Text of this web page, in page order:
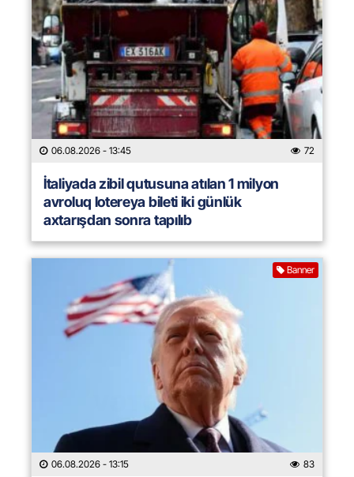
06.08.2026 - 13:45 72
İtaliyada zibil qutusuna atılan 1 milyon
avroluq lotereya bileti iki günlük
axtarışdan sonra tapılıb
Banner
06.08.2026 - 13:15 83